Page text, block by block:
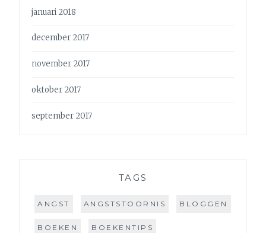
januari 2018
december 2017
november 2017
oktober 2017
september 2017
TAGS
ANGST ANGSTSTOORNIS BLOGGEN
BOEKEN BOEKENTIPS